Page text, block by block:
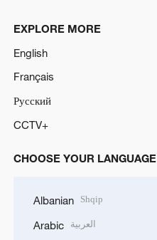
EXPLORE MORE
English
Français
Русский
CCTV+
CHOOSE YOUR LANGUAGE
Albanian Shqip
Arabic العربية